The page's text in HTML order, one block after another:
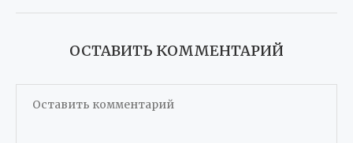
ОСТАВИТЬ КОММЕНТАРИЙ